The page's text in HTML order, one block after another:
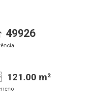
49926
121.00 m²